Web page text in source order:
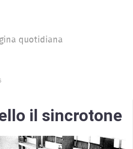
quotidiana
il sincrotone